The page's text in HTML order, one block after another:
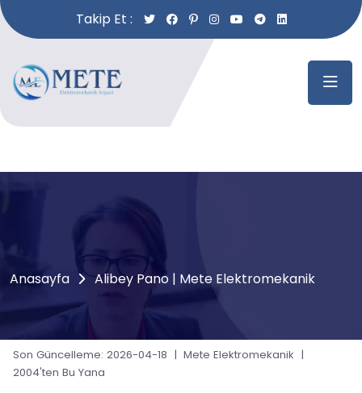
Takip Et :
Anasayfa Alibey Pano | Mete Elektromekanik
Son Güncelleme: 2026-04-18 | Mete Elektromekanik |
2004'ten Bu Yana